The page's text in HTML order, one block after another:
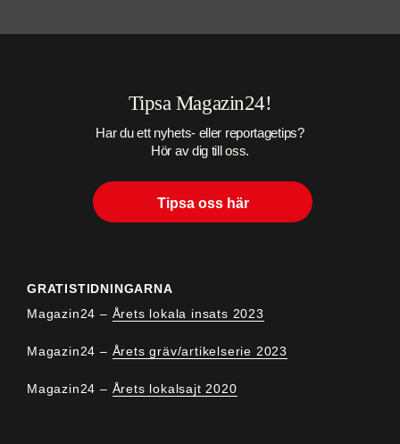
Tipsa Magazin24!
Har du ett nyhets- eller reportagetips?
Hör av dig till oss.
Tipsa oss här
GRATISTIDNINGARNA
Magazin24 – Årets lokala insats 2023
Magazin24 – Årets gräv/artikelserie 2023
Magazin24 – Årets lokalsajt 2020